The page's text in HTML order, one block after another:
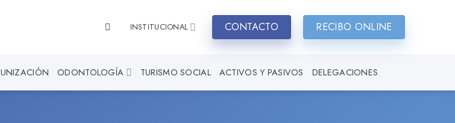
INSTITUCIONAL CONTACTO RECIBO ONLINE
ODONTOLOGÍA TURISMO SOCIAL ACTIVOS Y PASIVOS DELEGACIONES